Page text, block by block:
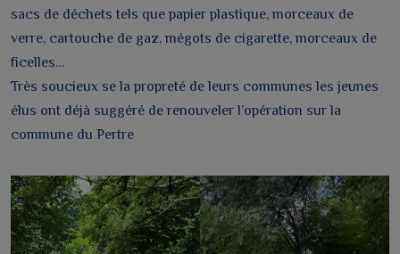
sacs de déchets tels que papier plastique, morceaux de
verre, cartouche de gaz, mégots de cigarette, morceaux de
ficelles…
Très soucieux se la propreté de leurs communes les jeunes
élus ont déjà suggéré de renouveler l’opération sur la
commune du Pertre